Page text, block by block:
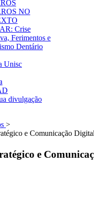
NO
Crise
Ferimentos e
Dentário
Unisc
divulgação
>
e Comunicação Digital
e